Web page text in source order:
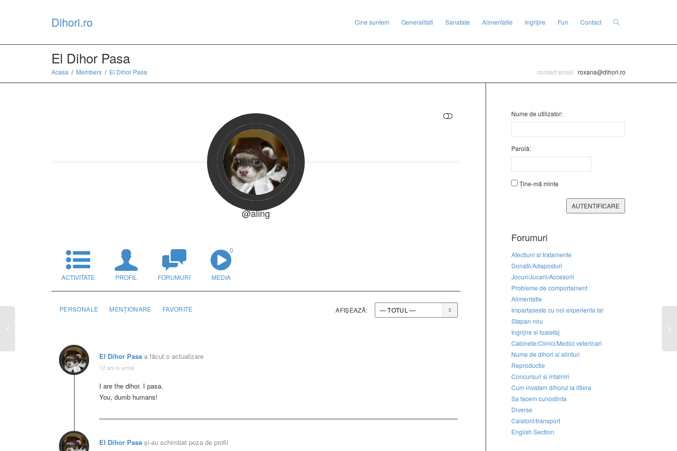
Dihori.ro Cine suntem Generalitati Sanatate Alimentatie Ingrijire Fun Contact
El Dihor Pasa
Acasa Members El Dihor Pasa contact email roxana@dihori.ro
@aling
ACTIVITATE PROFIL FORUMURI MEDIA
0
PERSONALE MENȚIONARE FAVORITE AFIȘEAZĂ:
El Dihor Pasa a făcut o actualizare
12 ani în urmă
I are the dihor. I pasa.
You, dumb humans!
El Dihor Pasa și-au schimbat poza de profil
Nume de utilizator:
Parolă:
Ține-mă minte
AUTENTIFICARE
Forumuri
Afectiuni si tratamente
Donatii/Adaposturi
Jocuri/Jucarii/Accesorii
Probleme de comportament
Alimentatie
Impartaseste cu noi experienta ta!
Stapan nou
Ingrijire si toaletaj
Cabinete/Clinici/Medici veterinari
Nume de dihori si alinturi
Reproductie
Concursuri si intalniri
Cum invatam dihorul la litiera
Sa facem cunostinta
Diverse
Calatorii/transport
English Section